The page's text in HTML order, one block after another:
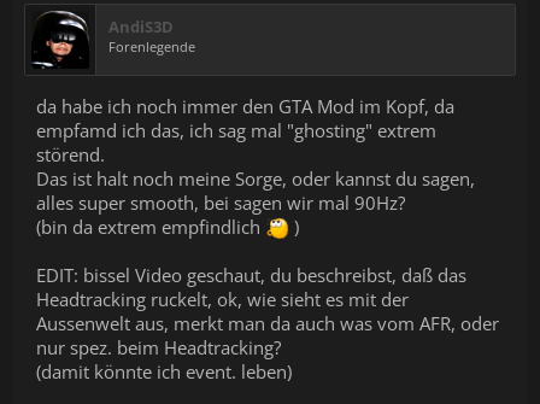
AndiS3D
Forenlegende
da habe ich noch immer den GTA Mod im Kopf, da
empfamd ich das, ich sag mal "ghosting" extrem
störend.
Das ist halt noch meine Sorge, oder kannst du sagen,
alles super smooth, bei sagen wir mal 90Hz?
(bin da extrem empfindlich
)
EDIT: bissel Video geschaut, du beschreibst, daß das
Headtracking ruckelt, ok, wie sieht es mit der
Aussenwelt aus, merkt man da auch was vom AFR, oder
nur spez. beim Headtracking?
(damit könnte ich event. leben)